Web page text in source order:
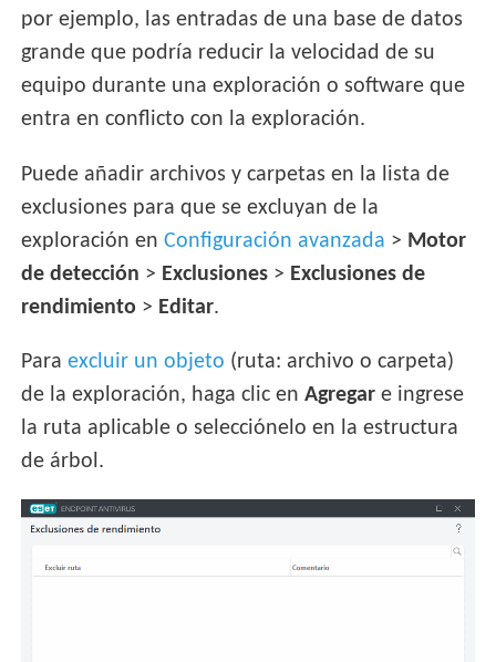
por ejemplo, las entradas de una base de datos
grande que podría reducir la velocidad de su
equipo durante una exploración o software que
entra en conflicto con la exploración.
Puede añadir archivos y carpetas en la lista de
exclusiones para que se excluyan de la
exploración enConfiguración avanzada > Motor
de detección > Exclusiones > Exclusiones de
rendimiento > Editar.
Paraexcluir un objeto (ruta: archivo o carpeta)
de la exploración, haga clic enAgregar e ingrese
la ruta aplicable o selecciónelo en la estructura
de árbol.